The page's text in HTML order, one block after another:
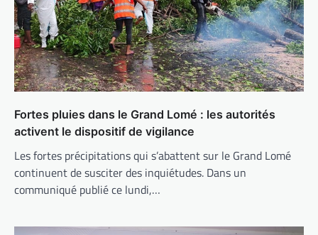
Fortes pluies dans le Grand Lomé : les autorités
activent le dispositif de vigilance
Les fortes précipitations qui s’abattent sur le Grand Lomé
continuent de susciter des inquiétudes. Dans un
communiqué publié ce lundi,…